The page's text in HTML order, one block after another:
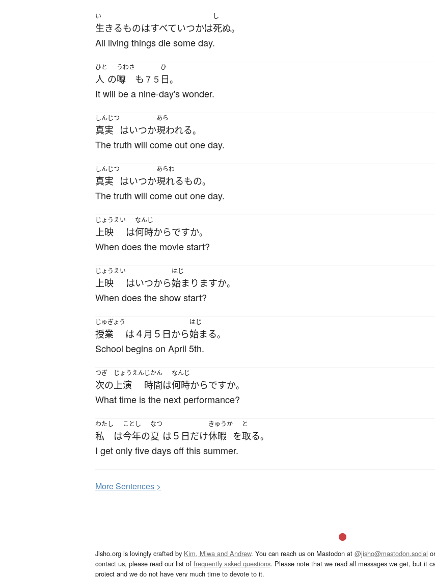
い
生きるものはすべていつかは
し
死ぬ。
All living things die some day.
ひと
人 の
うわさ
噂 も ７５
ひ
日。
It will be a nine-day's wonder.
しんじつ
真実 はいつか
あら
現われる。
The truth will come out one day.
しんじつ
真実 はいつか
あらわ
現れるもの。
The truth will come out one day.
じょうえい
上映 は
なんじ
何時からですか。
When does the movie start?
じょうえい
上映 はいつから
はじ
始まりますか。
When does the show start?
じゅぎょう
授業 は ４月 ５日から
はじ
始まる。
School begins on April 5th.
つぎ
次の
じょうえん
上演
じかん
時間は
なんじ
何時からですか。
What time is the next performance?
わたし
私 は
ことし
今年の
なつ
夏 は ５日だけ
きゅうか
休暇 を
と
取る。
I get only five days off this summer.
MoreSentences >
Jisho.org is lovingly crafted by Kim, Miwa and Andrew. You can reach us on Mastodon at @jisho@mastodon.social
contact us, please read our list of frequently asked questions. Please note that we read all messages we get, but it
project and we do not have very much time to devote to it.